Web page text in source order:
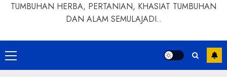
TUMBUHAN HERBA, PERTANIAN, KHASIAT TUMBUHAN
DAN ALAM SEMULAJADI..
Primary
Menu